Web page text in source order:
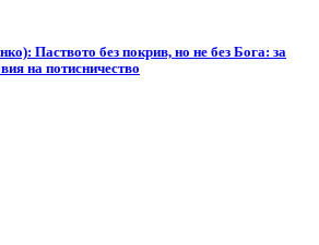
Паството без покрив, но не без Бога: за
на потисничество